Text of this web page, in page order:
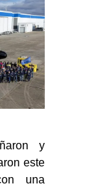
y
este
una